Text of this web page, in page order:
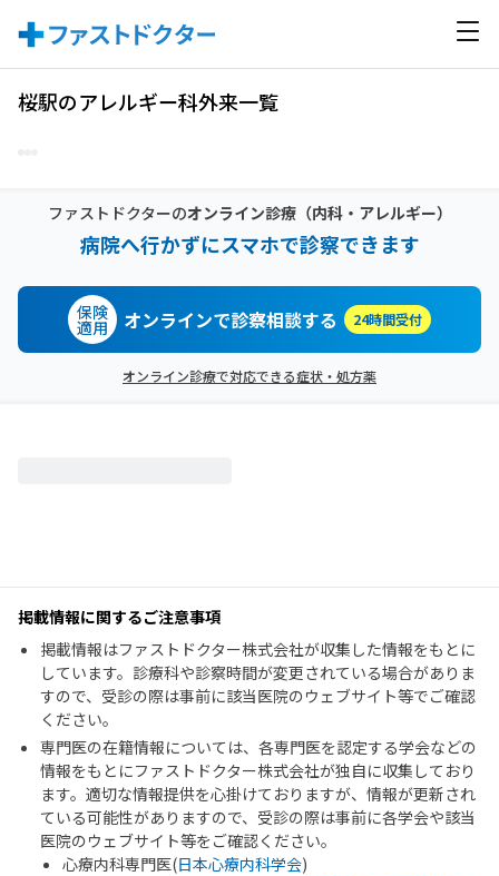
桜駅のアレルギー科外来一覧
ファストドクターのオンライン診療（内科・アレルギー）
病院へ行かずにスマホで診察できます
保険
適用 オンラインで診察相談する 24時間受付
オンライン診療で対応できる症状・処方薬
掲載情報に関するご注意事項
掲載情報はファストドクター株式会社が収集した情報をもとに
しています。診療科や診察時間が変更されている場合がありま
すので、受診の際は事前に該当医院のウェブサイト等でご確認
ください。
専門医の在籍情報については、各専門医を認定する学会などの
情報をもとにファストドクター株式会社が独自に収集しており
ます。適切な情報提供を心掛けておりますが、情報が更新され
ている可能性がありますので、受診の際は事前に各学会や該当
医院のウェブサイト等をご確認ください。
心療内科専門医(日本心療内科学会)